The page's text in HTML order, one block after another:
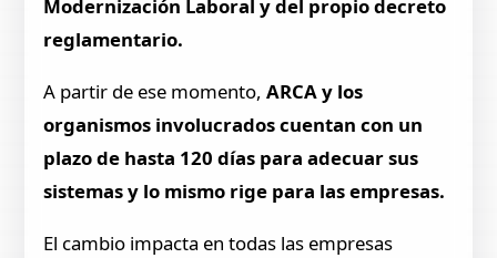
Modernización Laboral y del propio decreto
reglamentario.
A partir de ese momento,ARCA y los
organismos involucrados cuentan con un
plazo de hasta 120 días para adecuar sus
sistemas y lo mismo rige para las empresas.
El cambio impacta en todas las empresas